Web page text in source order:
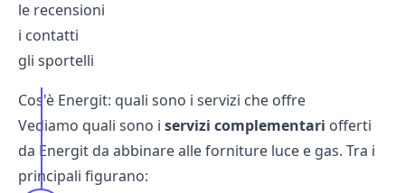
le recensioni
i contatti
gli sportelli
Cos'è Energit: quali sono i servizi che offre
Vediamo quali sono i servizi complementari offerti
da Energit da abbinare alle forniture luce e gas. Tra i
principali figurano: